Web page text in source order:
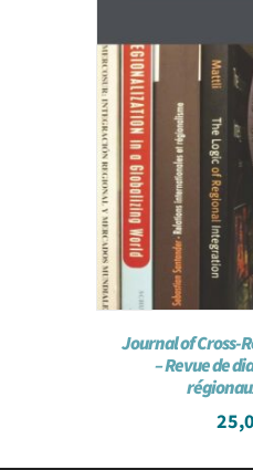
Journal of Cross-
– Revue de